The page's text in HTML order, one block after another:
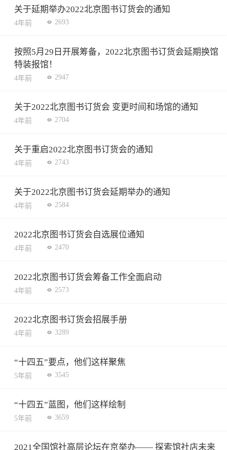
关于延期举办2022北京图书订货会的通知
4年前 2693
按照5月29日开展筹备，2022北京图书订货会延期换馆
特装报馆！
4年前 2947
关于2022北京图书订货会 变更时间和场馆的通知
4年前 2704
关于重启2022北京图书订货会的通知
4年前 2743
关于2022北京图书订货会延期举办的通知
4年前 2584
2022北京图书订货会自选展位通知
4年前 2470
2022北京图书订货会筹备工作全面启动
4年前 2573
2022北京图书订货会招展手册
4年前 3289
“十四五”要点，他们这样聚焦
5年前 3545
“十四五”蓝图，他们这样绘制
5年前 3659
2021全国馆社高层论坛在京举办—— 探索馆社店未来